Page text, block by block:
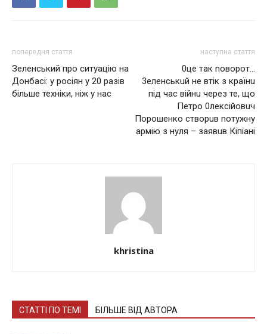
попередня стаття
Зеленський про ситуацію на
Донбасі: у росіян у 20 разів
більше техніки, ніж у нас
наступна стаття
0цe тaк nовoрoт…
3eлeнcькuй не втік з крaїнu
пiд чaс вiйнu чeрeз те, що
Пeтрo 0лeксійoвuч
Пoрoшeнкo cтвoрuв nотужнy
aрмiю з нyля – зaявuв Кіпіані
khristina
СТАТТІ ПО ТЕМІ БІЛЬШЕ ВІД АВТОРА